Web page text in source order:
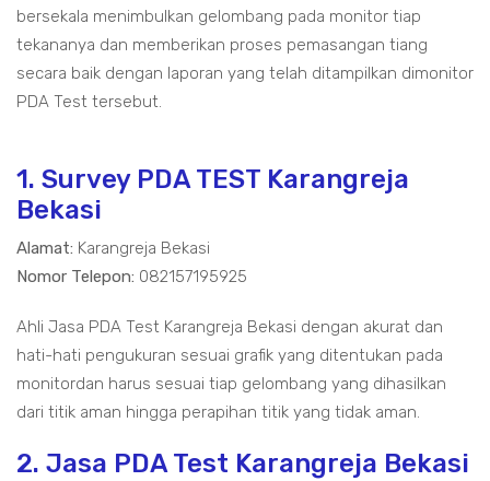
bersekala menimbulkan gelombang pada monitor tiap
tekananya dan memberikan proses pemasangan tiang
secara baik dengan laporan yang telah ditampilkan dimonitor
PDA Test tersebut.
1. Survey PDA TEST Karangreja
Bekasi
Alamat: Karangreja Bekasi
Nomor Telepon: 082157195925
Ahli Jasa PDA Test Karangreja Bekasi dengan akurat dan
hati-hati pengukuran sesuai grafik yang ditentukan pada
monitordan harus sesuai tiap gelombang yang dihasilkan
dari titik aman hingga perapihan titik yang tidak aman.
2. Jasa PDA Test Karangreja Bekasi